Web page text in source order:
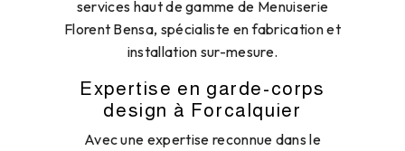
services haut de gamme de Menuiserie
Florent Bensa, spécialiste en fabrication et
installation sur-mesure.
Expertise en garde-corps
design à Forcalquier
Avec une expertise reconnue dans le